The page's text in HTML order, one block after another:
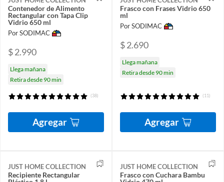
Contenedor de Alimento
Rectangular con Tapa Clip
Vidrio 650 ml
Por SODIMAC
$ 2.990
Llega mañana
Retira desde 90 min
(38)
Agregar
Frasco con Frases Vidrio 650
ml
Por SODIMAC
$ 2.690
Llega mañana
Retira desde 90 min
(11)
Agregar
JUST HOME COLLECTION
Recipiente Rectangular
JUST HOME COLLECTION
Frasco con Cuchara Bambu